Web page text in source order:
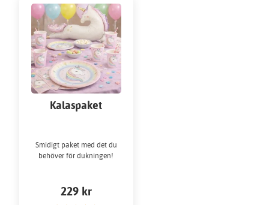
Kalaspaket
Smidigt paket med det du
behöver för dukningen!
229 kr